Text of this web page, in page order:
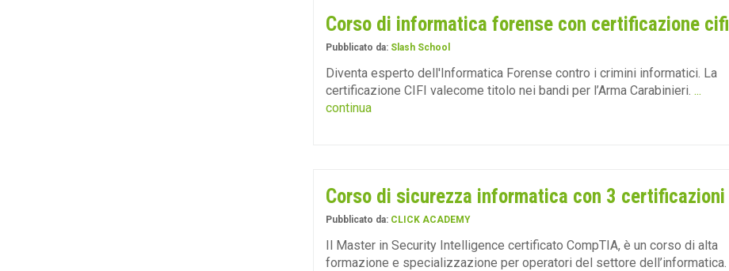
Corso di informatica forense con certificazione cifi
Pubblicato da: Slash School
Diventa esperto dell'Informatica Forense contro i crimini informatici. La
certificazione CIFI valecome titolo nei bandi per l’Arma Carabinieri. ...
continua
Corso di sicurezza informatica con 3 certificazioni
Pubblicato da: CLICK ACADEMY
Il Master in Security Intelligence certificato CompTIA, è un corso di alta
formazione e specializzazione per operatori del settore dell’informatica.